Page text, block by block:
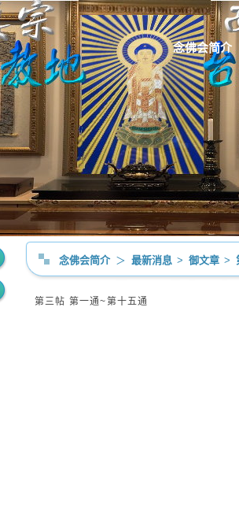
念佛会简介
念佛会简介 ＞ 最新消息 > 御文章 >
第三帖 第一通~第十五通